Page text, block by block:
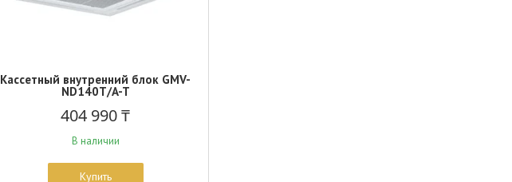
Кассетный внутренний блок GMV-
ND140T/A-T
404 990 ₸
В наличии
Купить